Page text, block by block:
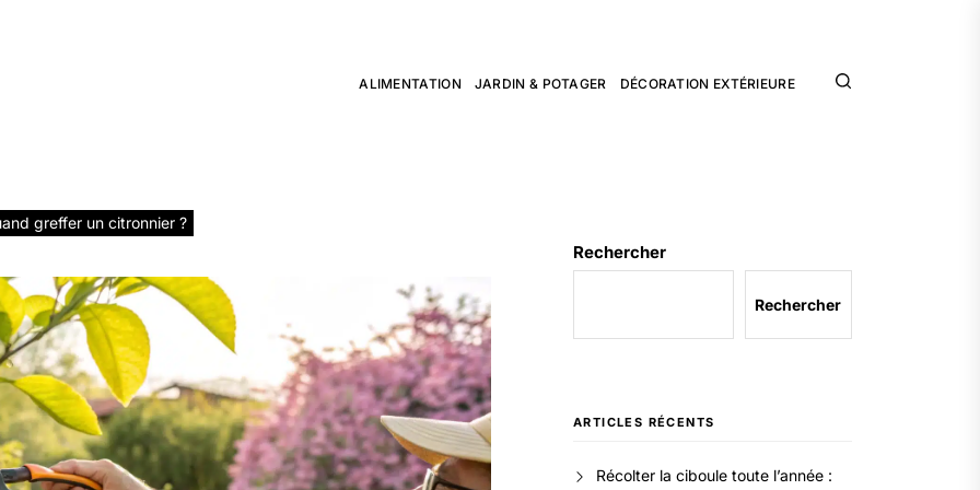
ALIMENTATION JARDIN & POTAGER DÉCORATION EXTÉRIEURE
greffer un citronnier ?
Rechercher
Rechercher
ARTICLES RÉCENTS
Récolter la ciboule toute l’année :